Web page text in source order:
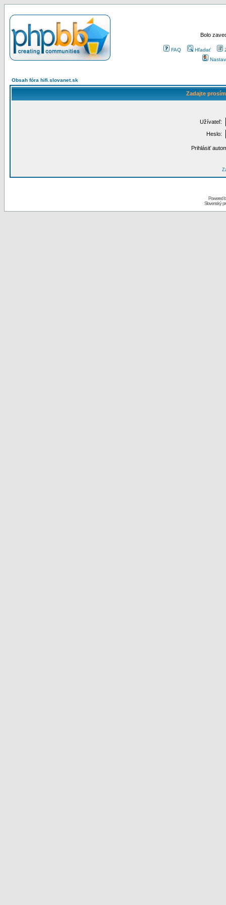
Bolo
FAQ Hľadať
Obsah fóra hifi.slovanet.sk
Zadajte
Užívateľ:
Heslo:
Prihlásiť
Powered
Slovenský